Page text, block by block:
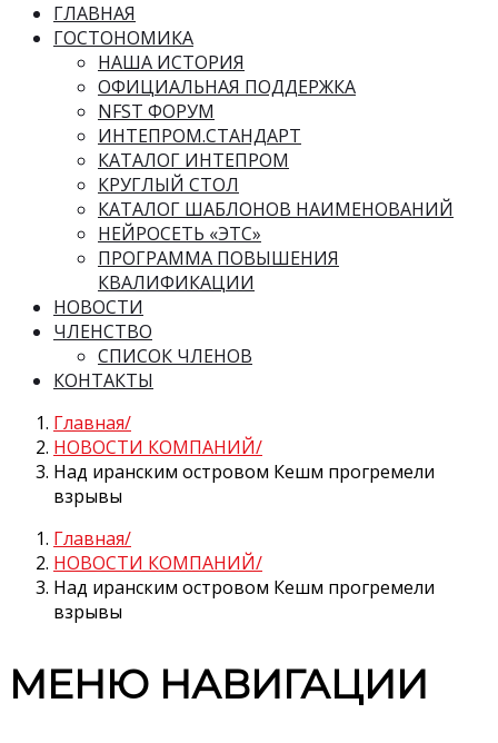
ГЛАВНАЯ
ГОСТОНОМИКА
НАША ИСТОРИЯ
ОФИЦИАЛЬНАЯ ПОДДЕРЖКА
NFST ФОРУМ
ИНТЕПРОМ.СТАНДАРТ
КАТАЛОГ ИНТЕПРОМ
КРУГЛЫЙ СТОЛ
КАТАЛОГ ШАБЛОНОВ НАИМЕНОВАНИЙ
НЕЙРОСЕТЬ «ЭТС»
ПРОГРАММА ПОВЫШЕНИЯ
КВАЛИФИКАЦИИ
НОВОСТИ
ЧЛЕНСТВО
СПИСОК ЧЛЕНОВ
КОНТАКТЫ
Главная
НОВОСТИ КОМПАНИЙ
Над иранским островом Кешм прогремели
взрывы
Главная
НОВОСТИ КОМПАНИЙ
Над иранским островом Кешм прогремели
взрывы
МЕНЮ НАВИГАЦИИ